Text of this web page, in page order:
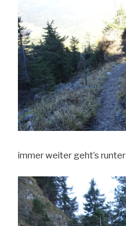
immer weiter geht’s runter